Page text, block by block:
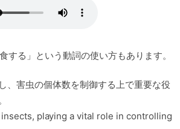
する」という動詞の使い方もあります。
、害虫の個体数を制御する上で重要な役
playing a vital role in controlling